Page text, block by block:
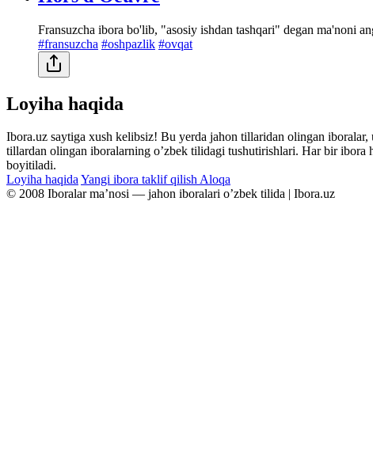
Fransuzcha ibora bo'lib, "asosiy ishdan tashqari" degan ma'noni
#fransuzcha #oshpazlik #ovqat
Loyiha haqida
Ibora.uz saytiga xush kelibsiz! Bu yerda jahon tillaridan olingan
tillardan olingan iboralarning oʼzbek tilidagi tushutirishlari. Har bir
boyitiladi.
Loyiha haqidaYangi ibora taklif qilishAloqa
© 2008 Iboralar maʼnosi — jahon iboralari oʼzbek tilida | Ibora.uz